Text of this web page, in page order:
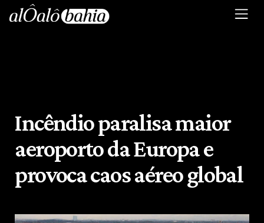
Incêndio paralisa maior
aeroporto da Europa e
provoca caos aéreo global